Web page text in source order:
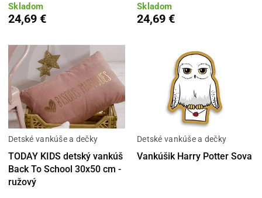
Skladom
24,69 €
Skladom
24,69 €
Detské vankúše a dečky
TODAY KIDS detský vankúš
Back To School 30x50 cm -
ružový
Detské vankúše a dečky
Vankúšik Harry Potter Sova